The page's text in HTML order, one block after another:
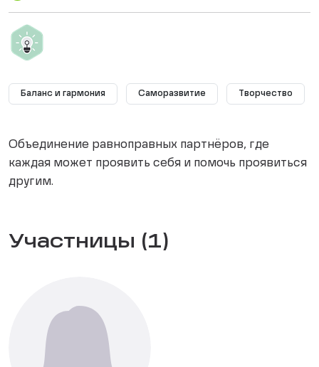
Баланс и гармония Саморазвитие Творчество
Объединение равноправных партнёров, где
каждая может проявить себя и помочь проявиться
другим.
Участницы (1)